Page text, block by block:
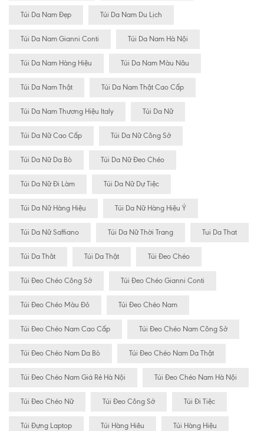
Túi Da Nam Đẹp Túi Da Nam Du Lịch
Túi Da Nam Gianni Conti Túi Da Nam Hà Nội
Túi Da Nam Hàng Hiệu Túi Da Nam Màu Nâu
Túi Da Nam Thật Túi Da Nam Thật Cao Cấp
Túi Da Nam Thương Hiệu Italy Túi Da Nữ
Túi Da Nữ Cao Cấp Túi Da Nữ Công Sở
Túi Da Nữ Da Bò Túi Da Nữ Đeo Chéo
Túi Da Nữ Đi Làm Túi Da Nữ Dự Tiệc
Túi Da Nữ Hàng Hiệu Túi Da Nữ Hàng Hiệu Ý
Túi Da Nữ Saffiano Túi Da Nữ Thời Trang Tui Da That
Túi Da Thât Túi Da Thật Túi Đeo Chéo
Túi Đeo Chéo Công Sở Túi Đeo Chéo Gianni Conti
Túi Đeo Chéo Màu Đỏ Túi Đeo Chéo Nam
Túi Đeo Chéo Nam Cao Cấp Túi Đeo Chéo Nam Công Sở
Túi Đeo Chéo Nam Da Bò Túi Đeo Chéo Nam Da Thật
Túi Đeo Chéo Nam Giá Rẻ Hà Nội Túi Đeo Chéo Nam Hà Nội
Túi Đeo Chéo Nữ Túi Đeo Công Sở Túi Đi Tiệc
Túi Đựng Laptop Túi Hàng Hiêu Túi Hàng Hiệu